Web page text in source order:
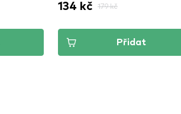
134 kč 179 kč
Přidat